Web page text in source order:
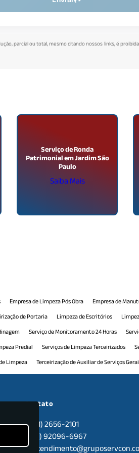
parcial ou total, mesmo citando nossos links, é
Serviço de Ronda
Patrimonial em Jardim São
Paulo
Saiba Mais
Empresa de Limpeza Pós Obra Empresa de
de Portaria Limpeza de Escritórios
Serviço de Monitoramento 24 Horas
Predial Serviços de Limpeza Terceirizados
Limpeza Terceirização de Auxiliar de Serviços
de Manutenção Predial Terceirização de
Contato
(11) 2656-2101
(11) 92096-6967